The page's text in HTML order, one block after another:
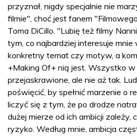
przyznał, nigdy specjalnie nie
filmie", choć jest fanem
Toma DiCillo. "Lubię też filmy
tym, co najbardziej interesuje mnie
konkretny temat czy motyw, a
+Making Of+ nią jest. Wszystko
przejaskrawione, ale nie aż tak.
poświęcić, by spełnić marzenie o
liczyć się z tym, że po drodze
dużej mierze od ich ambicji zależy,
ryzyko. Według mnie, ambicja